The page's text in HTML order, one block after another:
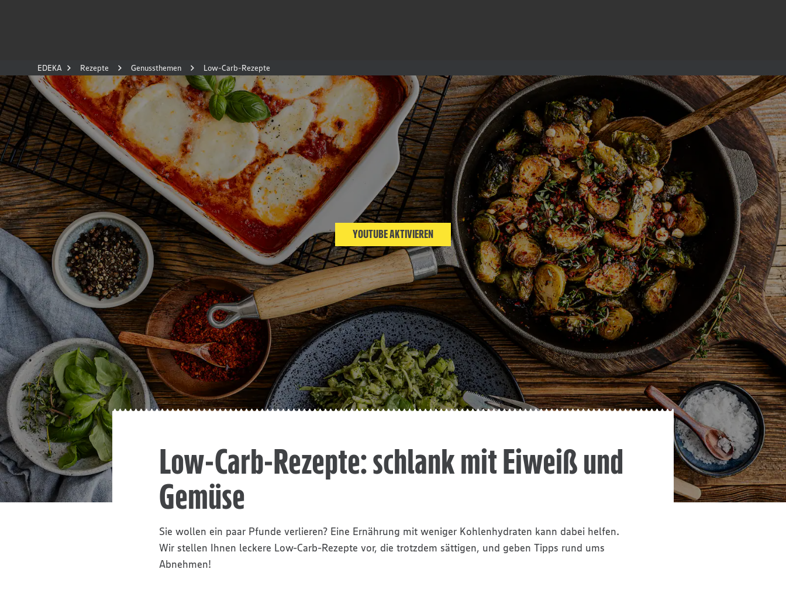
EDEKA Rezepte Genussthemen Low-Carb-Rezepte
YOUTUBE AKTIVIEREN
Low-Carb-Rezepte: schlank mit Eiweiß und
Gemüse
Sie wollen ein paar Pfunde verlieren? Eine Ernährung mit weniger Kohlenhydraten kann dabei helfen.
Wir stellen Ihnen leckere Low-Carb-Rezepte vor, die trotzdem sättigen, und geben Tipps rund ums
Abnehmen!